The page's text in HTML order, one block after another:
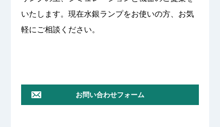
いたします。現在水銀ランプをお使いの方、お気
軽にご相談ください。
お問い合わせフォーム